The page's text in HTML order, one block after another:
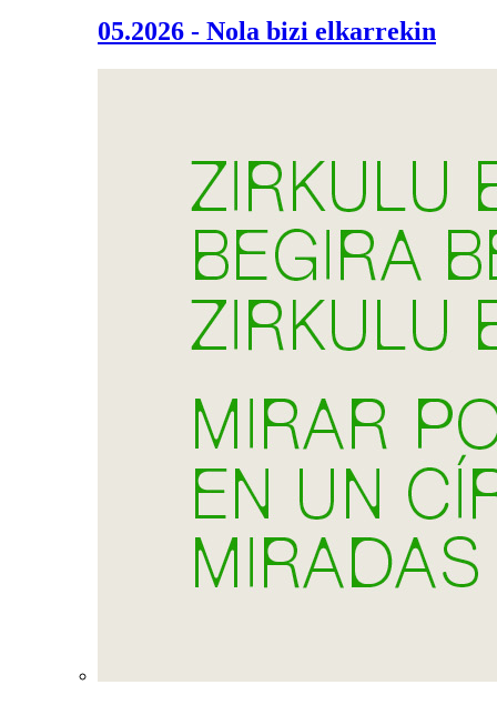
05.2026 - Nola bizi elkarrekin